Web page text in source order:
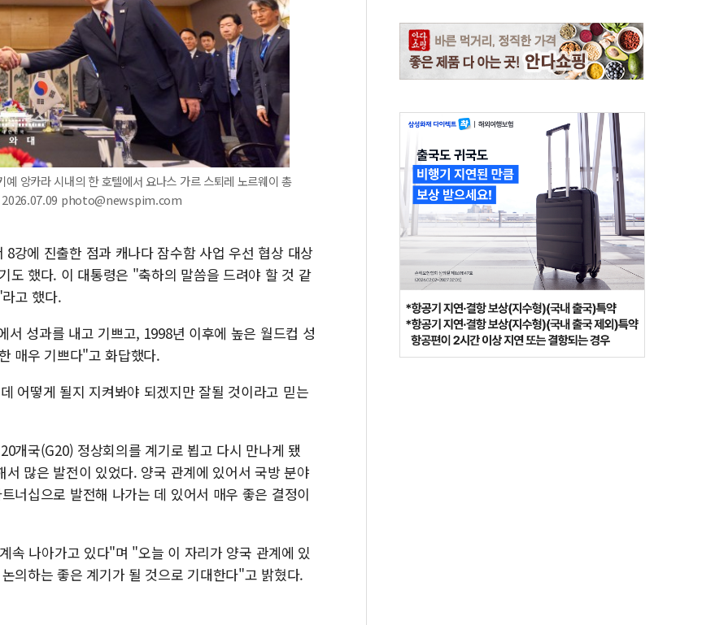
앙카라 시내의 한 호텔에서 요나스 가르 스퇴레 노르웨이 총
] 2026.07.09 photo@newspim.com
강에 진출한 점과 캐나다 잠수함 사업 우선 협상 대상
도 했다. 이 대통령은 "축하의 말씀을 드려야 할 것 같
고 했다.
성과를 내고 기쁘고, 1998년 이후에 높은 월드컵 성
매우 기쁘다"고 화답했다.
어떻게 될지 지켜봐야 되겠지만 잘될 것이라고 믿는
개국(G20) 정상회의를 계기로 뵙고 다시 만나게 됐
많은 발전이 있었다. 양국 관계에 있어서 국방 분야
너십으로 발전해 나가는 데 있어서 매우 좋은 결정이
속 나아가고 있다"며 "오늘 이 자리가 양국 관계에 있
의하는 좋은 계기가 될 것으로 기대한다"고 밝혔다.